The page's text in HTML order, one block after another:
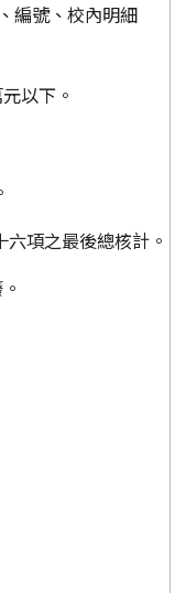
編號、校內明細
以下。
項之最後總核計。